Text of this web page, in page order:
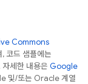
Commons
코드 샘플에는
세한 내용은 Google
및/또는 Oracle 계열